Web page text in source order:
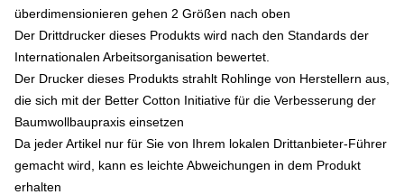
überdimensionieren gehen 2 Größen nach oben
Der Drittdrucker dieses Produkts wird nach den Standards der
Internationalen Arbeitsorganisation bewertet.
Der Drucker dieses Produkts strahlt Rohlinge von Herstellern aus,
die sich mit der Better Cotton Initiative für die Verbesserung der
Baumwollbaupraxis einsetzen
Da jeder Artikel nur für Sie von Ihrem lokalen Drittanbieter-Führer
gemacht wird, kann es leichte Abweichungen in dem Produkt
erhalten